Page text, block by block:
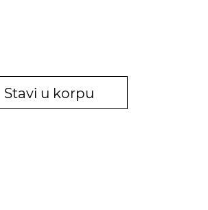
Stavi u korpu